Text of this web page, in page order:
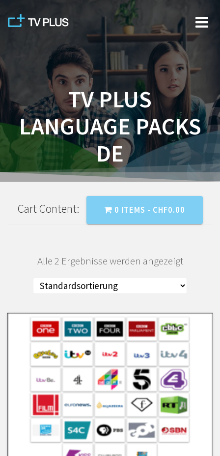
Skip
to
content
TV PLUS
LANGUAGE PACKS
DE
Cart Content: 0 ITEMS - CHF0.00
Alle 2 Ergebnisse werden angezeigt